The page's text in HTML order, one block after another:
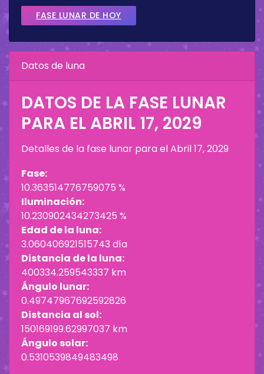
FASE LUNAR DE HOY
Datos de luna
DATOS DE LA FASE LUNAR
PARA EL ABRIL 17, 2029
Detalles de la fase lunar para elAbril 17, 2029
Fase:
10.363514776759075 %
Iluminación:
10.230902434273425 %
Edad de la luna:
3.060406921515743 día
Distancia de la luna:
400334.259543337 km
Ángulo lunar:
0.49747967692592826
Distancia al sol:
150169199.62997037 km
Ángulo solar:
0.5310539849483498